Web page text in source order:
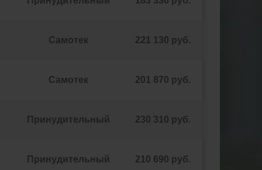
Самотек 221 130 руб.
Самотек 201 870 руб.
Принудительный 230 310 руб.
Принудительный 210 690 руб.